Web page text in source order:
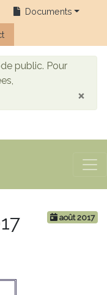
Documents
public. Pour
×
août 2017